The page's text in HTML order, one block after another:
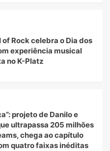
of Rock celebra o Dia dos
experiência musical
no K-Platz
projeto de Danilo e
ultrapassa 205 milhões
chega ao capítulo
quatro faixas inéditas